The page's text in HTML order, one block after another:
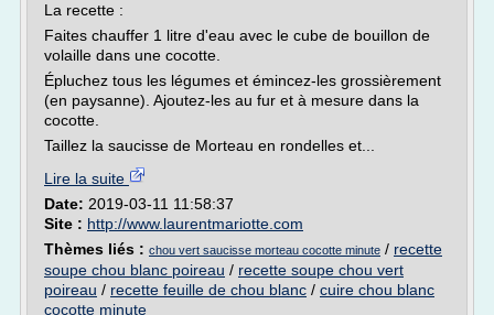
La recette :
Faites chauffer 1 litre d'eau avec le cube de bouillon de
volaille dans une cocotte.
Épluchez tous les légumes et émincez-les grossièrement
(en paysanne). Ajoutez-les au fur et à mesure dans la
cocotte.
Taillez la saucisse de Morteau en rondelles et...
Lire la suite
Date: 2019-03-11 11:58:37
Site : http://www.laurentmariotte.com
Thèmes liés : chou vert saucisse morteau cocotte minute / recette
soupe chou blanc poireau / recette soupe chou vert
poireau / recette feuille de chou blanc / cuire chou blanc
cocotte minute